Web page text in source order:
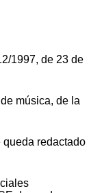
1997, de 23 de
música, de la
queda redactado